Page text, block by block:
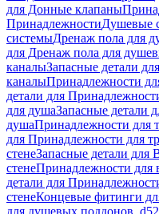
для Донные клапаны
ПринадлежностиДушевые
системыДренаж пола для
для Дренаж пола для
каналыЗапасные детали
каналыПринадлежности
детали для
для душаЗапасные детали
душаПринадлежности для
для Принадлежности для
стенеЗапасные детали для
стенеПринадлежности для
детали для
стенеКонцевые фитинги
для душевых поддонов, d52